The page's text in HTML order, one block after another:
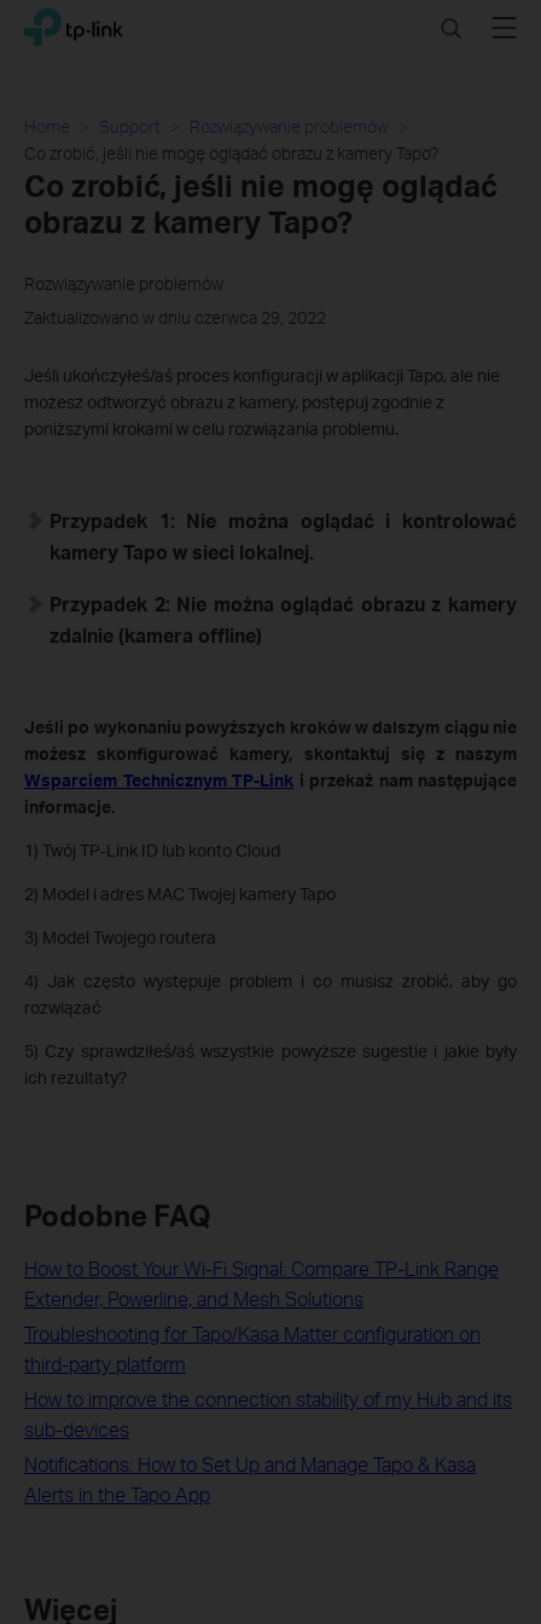
Click
navigation
TP-Link, Reliably Smart SearchMenu
Home Support
Rozwiązywanie problemów
Co zrobić, jeśli nie mogę oglądać obrazu z kamery Tapo?
Co zrobić, jeśli nie mogę oglądać
obrazu z kamery Tapo?
Rozwiązywanie problemów
Zaktualizowano w dniu czerwca 29, 2022
Jeśli ukończyłeś/aś proces konfiguracji w aplikacji Tapo, ale nie
możesz odtworzyć obrazu z kamery, postępuj zgodnie z
poniższymi krokami w celu rozwiązania problemu.
Przypadek 1: Nie można oglądać i kontrolować
kamery Tapo w sieci lokalnej.
Przypadek 2: Nie można oglądać obrazu z kamery
zdalnie (kamera offline)
Jeśli po wykonaniu powyższych kroków w dalszym ciągu nie
możesz skonfigurować kamery, skontaktuj się z naszym
Wsparciem Technicznym TP-Link i przekaż nam następujące
informacje.
1) Twój TP-Link ID lub konto Cloud
2) Model i adres MAC Twojej kamery Tapo
3) Model Twojego routera
4) Jak często występuje problem i co musisz zrobić, aby go
rozwiązać
5) Czy sprawdziłeś/aś wszystkie powyższe sugestie i jakie były
ich rezultaty?
Podobne FAQ
How to Boost Your Wi-Fi Signal: Compare TP-Link Range
Extender, Powerline, and Mesh Solutions
Troubleshooting for Tapo/Kasa Matter configuration on
third-party platform
How to improve the connection stability of my Hub and its
sub-devices
Notifications: How to Set Up and Manage Tapo & Kasa
Alerts in the Tapo App
Więcej